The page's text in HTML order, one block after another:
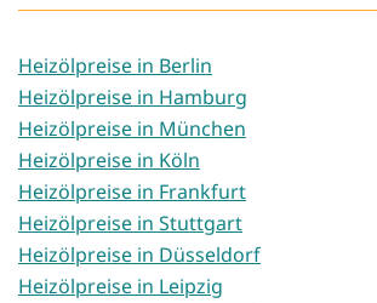
Heizölpreise in Berlin
Heizölpreise in Hamburg
Heizölpreise in München
Heizölpreise in Köln
Heizölpreise in Frankfurt
Heizölpreise in Stuttgart
Heizölpreise in Düsseldorf
Heizölpreise in Leipzig